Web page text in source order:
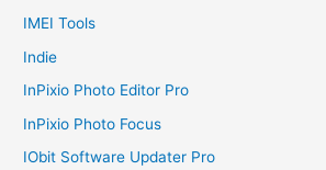
IMEI Tools
Indie
InPixio Photo Editor Pro
InPixio Photo Focus
IObit Software Updater Pro